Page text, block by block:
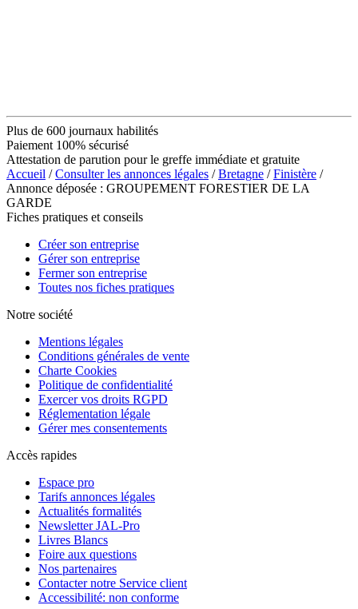
Plus de 600 journaux habilités
Paiement 100% sécurisé
Attestation de parution pour le greffe immédiate et gratuite
Accueil /Consulter les annonces légales /Bretagne /Finistère /
Annonce déposée : GROUPEMENT FORESTIER DE LA
GARDE
Fiches pratiques et conseils
Créer son entreprise
Gérer son entreprise
Fermer son entreprise
Toutes nos fiches pratiques
Notre société
Mentions légales
Conditions générales de vente
Charte Cookies
Politique de confidentialité
Exercer vos droits RGPD
Réglementation légale
Gérer mes consentements
Accès rapides
Espace pro
Tarifs annonces légales
Actualités formalités
Newsletter JAL-Pro
Livres Blancs
Foire aux questions
Nos partenaires
Contacter notre Service client
Accessibilité: non conforme